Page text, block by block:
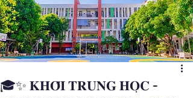
🎓✨ 𝐊𝐇𝐎̂́𝐈 𝐓𝐑𝐔𝐍𝐆 𝐇𝐎̣𝐂 -